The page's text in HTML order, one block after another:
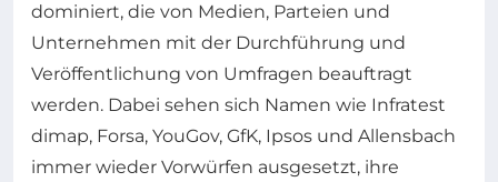
dominiert, die von Medien, Parteien und
Unternehmen mit der Durchführung und
Veröffentlichung von Umfragen beauftragt
werden. Dabei sehen sich Namen wie Infratest
dimap, Forsa, YouGov, GfK, Ipsos und Allensbach
immer wieder Vorwürfen ausgesetzt, ihre